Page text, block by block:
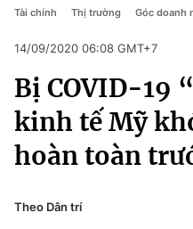
Chuyên mục
Chính trị
Xã hội
Pháp luật
Chính trị
Pháp luật
Kinh tế
Thể thao
Truyền hình
Văn hóa - Giải trí
Tài chính Thị trường Góc doanh
14/09/2020 06:08 GMT+7
Bị COVID-19
kinh tế Mỹ
hoàn toàn
Theo Dân trí